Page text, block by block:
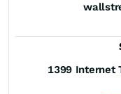
1399 Internet